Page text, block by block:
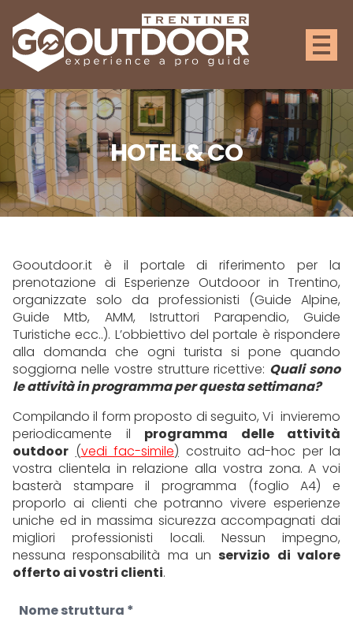
HOTEL & CO
Gooutdoor.it è il portale di riferimento per la
prenotazione di Esperienze Outdooor in Trentino,
organizzate solo da professionisti (Guide Alpine,
Guide Mtb, AMM, Istruttori Parapendio, Guide
Turistiche ecc..). L’obbiettivo del portale è rispondere
alla domanda che ogni turista si pone quando
soggiorna nelle vostre strutture ricettive: Quali sono
le attività in programma per questa settimana?
Compilando il form proposto di seguito, Vi invieremo
periodicamente il programma delle attività
outdoor (vedi fac-simile) costruito ad-hoc per la
vostra clientela in relazione alla vostra zona. A voi
basterà stampare il programma (foglio A4) e
proporlo ai clienti che potranno vivere esperienze
uniche ed in massima sicurezza accompagnati dai
migliori professionisti locali. Nessun impegno,
nessuna responsabilità ma unservizio di valore
offerto ai vostri clienti.
Nome struttura *